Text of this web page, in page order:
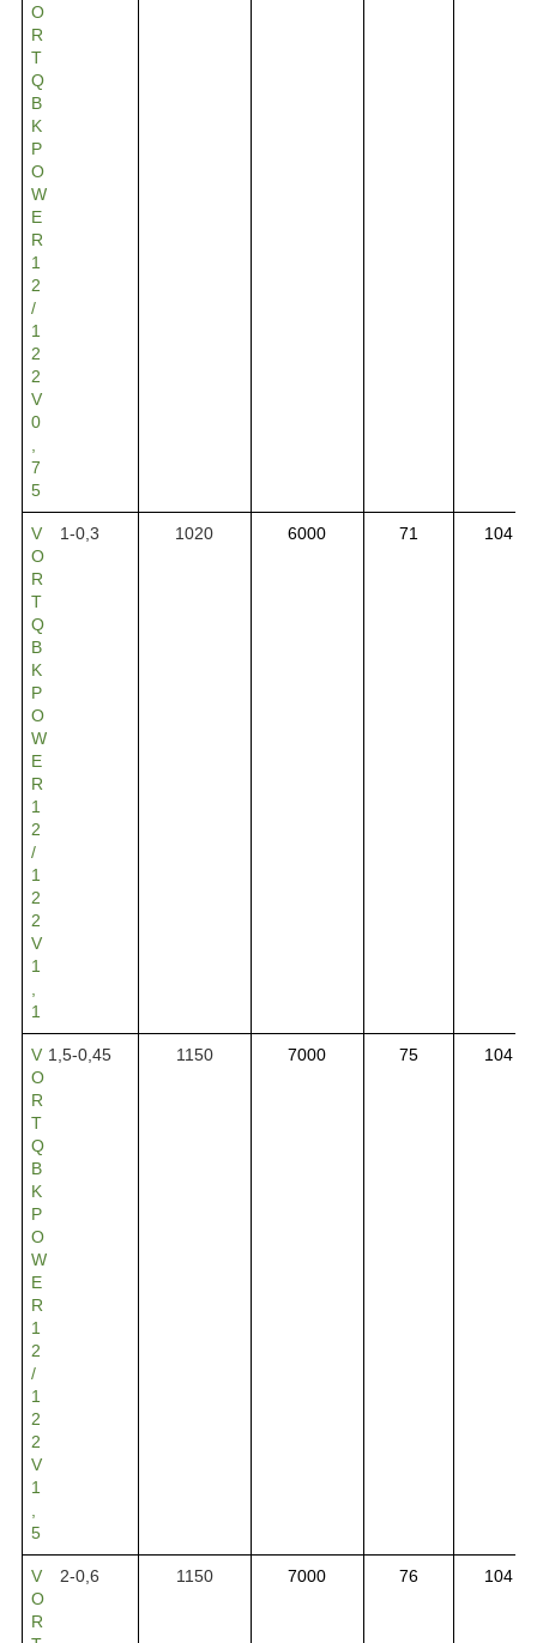
O
R
T
Q
B
K
P
O
W
E
R
1
2
/
1
2
2
V
0
7
5
V
O
R
T
Q
B
K
P
O
W
E
R
1
2
/
1
2
2
V
1
1
1-0,3 1020 6000 71 104
V
O
R
T
Q
B
K
P
O
W
E
R
1
2
/
1
2
2
V
1
5
1,5-0,45 1150 7000 75 104
V
O
R
2-0,6 1150 7000 76 104